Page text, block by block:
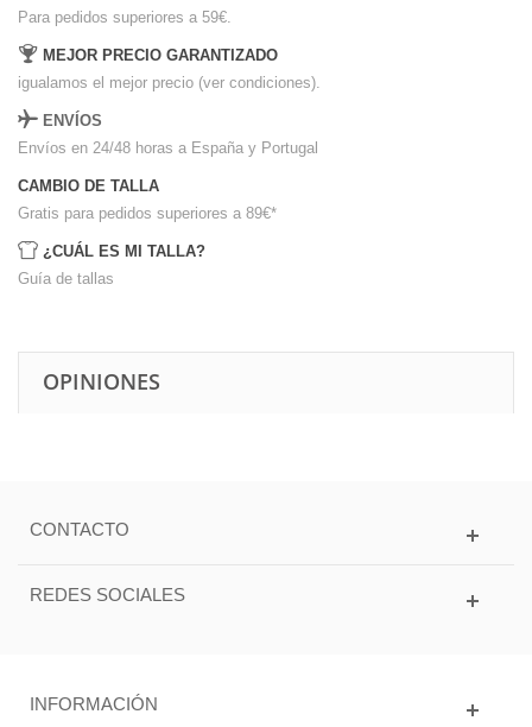
Para pedidos superiores a 59€.
MEJOR PRECIO GARANTIZADO
igualamos el mejor precio (ver condiciones).
ENVÍOS
Envíos en 24/48 horas a España y Portugal
CAMBIO DE TALLA
Gratis para pedidos superiores a 89€*
¿CUÁL ES MI TALLA?
Guía de tallas
OPINIONES
CONTACTO
REDES SOCIALES
INFORMACIÓN